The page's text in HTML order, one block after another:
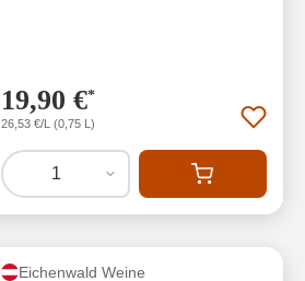
19,90 €*
26,53 €/L (0,75 L)
1
Eichenwald Weine